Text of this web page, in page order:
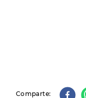
Comparte